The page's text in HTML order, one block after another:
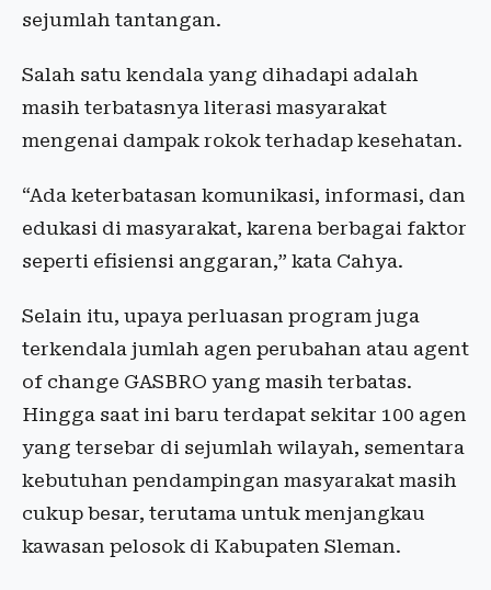
sejumlah tantangan.
Salah satu kendala yang dihadapi adalah
masih terbatasnya literasi masyarakat
mengenai dampak rokok terhadap kesehatan.
“Ada keterbatasan komunikasi, informasi, dan
edukasi di masyarakat, karena berbagai faktor
seperti efisiensi anggaran,” kata Cahya.
Selain itu, upaya perluasan program juga
terkendala jumlah agen perubahan atau agent
of change GASBRO yang masih terbatas.
Hingga saat ini baru terdapat sekitar 100 agen
yang tersebar di sejumlah wilayah, sementara
kebutuhan pendampingan masyarakat masih
cukup besar, terutama untuk menjangkau
kawasan pelosok di Kabupaten Sleman.